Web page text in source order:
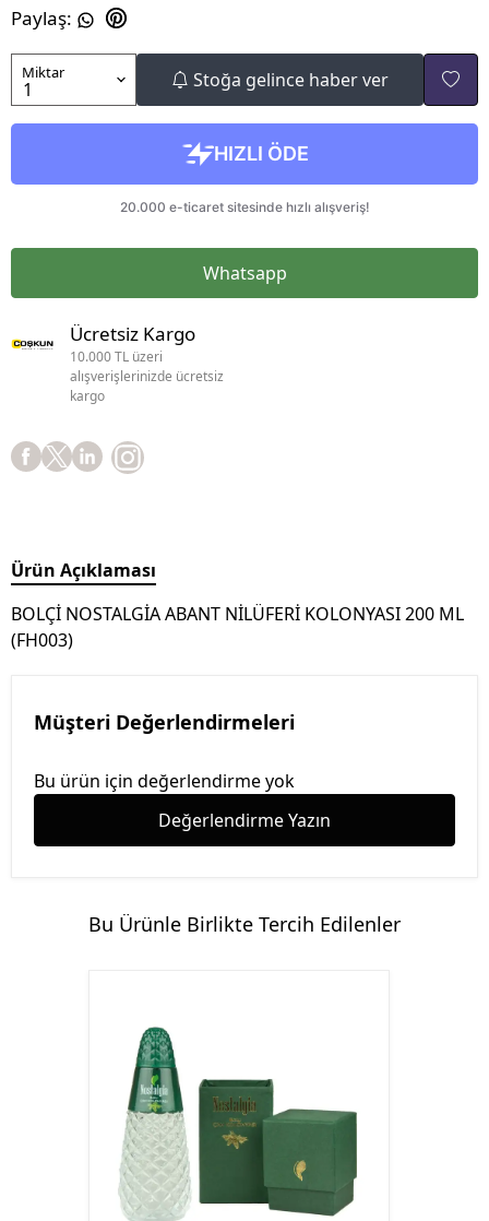
Paylaş:
Miktar Stoğa gelince haber ver
Whatsapp
Ücretsiz Kargo
10.000 TL üzeri
alışverişlerinizde ücretsiz
kargo
Ürün Açıklaması
BOLÇİ NOSTALGİA ABANT NİLÜFERİ KOLONYASI 200 ML
(FH003)
Müşteri Değerlendirmeleri
Bu ürün için değerlendirme yok
Değerlendirme Yazın
Bu Ürünle Birlikte Tercih Edilenler